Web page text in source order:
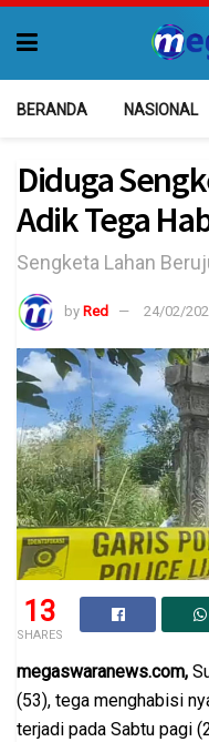
BERANDA NASIONAL
Diduga
Adik Tega
Sengketa Lahan
by Red 24/02/
13
SHARES
megaswaranews.com,
(53), tega menghabisi
terjadi pada Sabtu pagi